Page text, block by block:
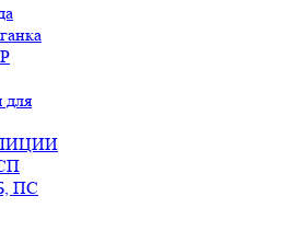
для
ПС